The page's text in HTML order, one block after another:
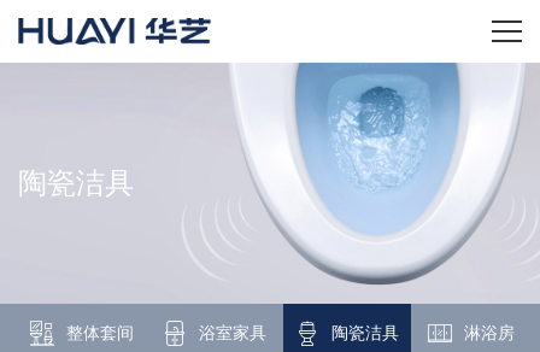
关于华艺
新闻资讯
陶瓷洁具
整体套间 浴室家具 陶瓷洁具 淋浴房